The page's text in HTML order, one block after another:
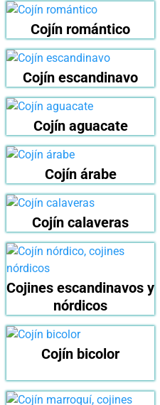
Cojín romántico
Cojín escandinavo
Cojín aguacate
Cojín árabe
Cojín calaveras
Cojines escandinavos y
nórdicos
Cojín bicolor